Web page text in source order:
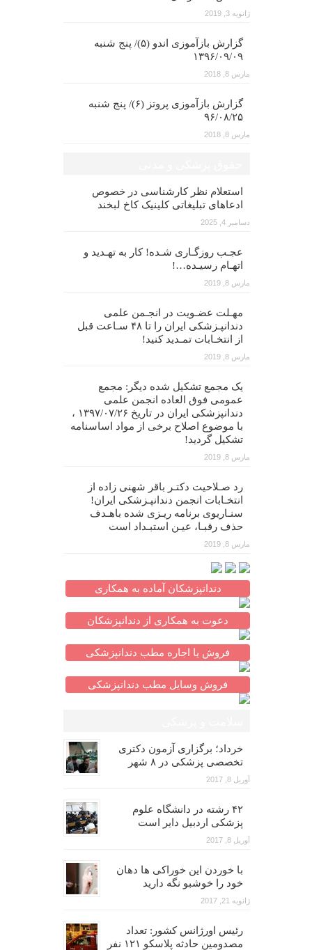
ژانویه 3, 2019
گزارش بازآموزی اندو (۵)/ پنج شنبه
۱۳۹۶/۰۹/۰۹
مارس 8, 2018
گزارش بازآموزی پروتز (۶)/ پنج شنبه
۹۶/۰۸/۲۵
مارس 8, 2018
استعلام نظر کارشناسی در خصوص
ادعاهای تبلیغاتی کلینیک کاخ لبخند
دسامبر 4, 2025
عجـب روزگـاری شـده! کار به تهـدید و
اتهـام رسیـده…!
مارس 8, 2019
مهـلت عضـویت در انجـمن علمی
دندانپـزشکی ایران را تا ۴۸ سـاعت قبل
از انتخـابات تمـدید کنید!
مارس 8, 2019
یک مجمع تشکیل شده دیگر: مجمع
عمومی فوق العاده انجمن علمی
دندانپزشکی ایران در تاریخ ۱۳۹۷/۰۷/۲۶ ،
با موضوع اصلاح برخی از مواد اساسنامه
تشکیل گردید!
مارس 8, 2019
رد صـلاحیت دکتـر باقر شهنی زاده از
انتخـابات انجمن دندانپـزشکی ایران!
سنـاریوی برنامه ریـزی شده باهـدف
حذف رقبـا، عیـن استبـداد است
مارس 8, 2019
دندانپزشکان آماده به همکاری
دعوت به همکاری از دندانپزشکان
فروش یا اجاره مطب دندانپزشکی
فروش وسایل مطب دندانپزشکی
خرداد؛ برگزاری آزمون دکتری
تخصصی پزشکی در ۸ شهر
آوریل 8, 2017
۴۲ رشته در دانشگاه علوم
پزشکی اردبیل دایر است
آوریل 8, 2017
با خوردن این خوراکی ها دهان
خود را خوشبو نگه دارید
ژانویه 21, 2017
رئیس اورژانس کشور: تعداد
مصدومین حادثه پلاسکو ۱۲۱ نفر